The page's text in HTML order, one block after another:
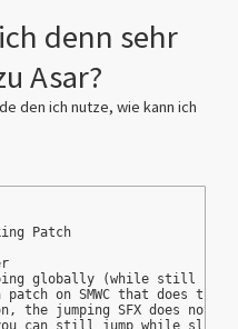
denn sehr
Asar?
den ich nutze, wie kann ich
Patch
globally (while still
on SMWC that does this
the jumping SFX does not
can still jump while